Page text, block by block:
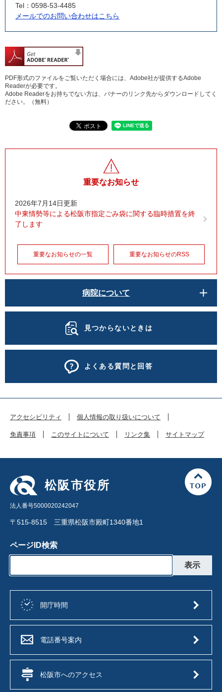
Tel：0598-53-4485
メールでのお問い合わせはこちら
PDF形式のファイルをご覧いただく場合には、Adobe社が提供するAdobe
Readerが必要です。
Adobe Readerをお持ちでない方は、バナーのリンク先からダウンロードしてく
ださい。（無料）
重要なお知らせ
2026年7月14日更新
中東情勢等による松阪市指定ごみ袋に関する臨時措置を終
了します
重要なお知らせの一覧 重要なお知らせのRSS
病院について
見つからないときは
よくある質問と回答
アクセシビリティ 個人情報の取り扱いについて
免責事項 このサイトについて リンク集 サイトマップ
松阪市役所
法人番号5000020242047
〒515-8515 三重県松阪市殿町1340番地1
ページID検索
開庁時間
電話番号案内
松阪市へのアクセス